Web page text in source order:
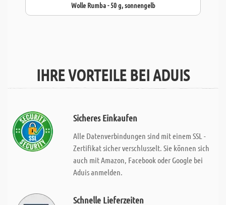
Wolle Rumba - 50 g, sonnengelb
IHRE VORTEILE BEI ADUIS
Sicheres Einkaufen
Alle Datenverbindungen sind mit einem SSL -
Zertifikat sicher verschlusselt. Sie können sich
auch mit Amazon, Facebook oder Google bei
Aduis anmelden.
Schnelle Lieferzeiten